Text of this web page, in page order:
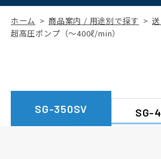
ホーム 商品案内 / 用途別で探す
超高圧ポンプ（～400ℓ/min）
SG-350SV SG-